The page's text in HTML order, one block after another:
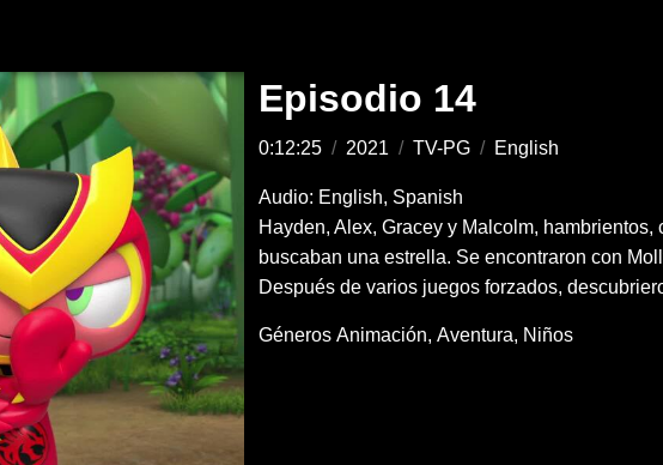
Episodio 14
0:12:25 / 2021 / TV-PG / English
Audio: English, Spanish
Hayden, Alex, Gracey y Malcolm,
buscaban una estrella. Se encontraron con
Después de varios juegos forzados,
Géneros Animación Aventura Niños